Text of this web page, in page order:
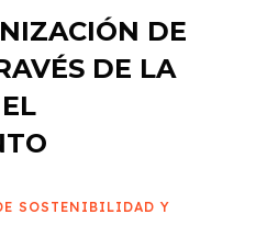
DE
DE LA
SOSTENIBILIDAD Y